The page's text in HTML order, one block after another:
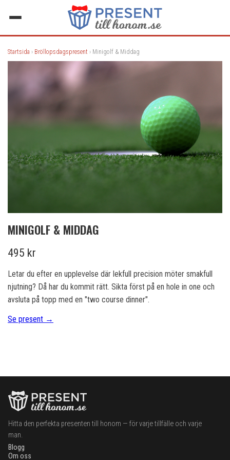
Startsida › Bröllopsdagspresent › Minigolf & Middag
MINIGOLF & MIDDAG
495 kr
Letar du efter en upplevelse där lekfull precision möter smakfull
njutning? Då har du kommit rätt. Sikta först på en hole in one och
avsluta på topp med en "two course dinner".
Se present →
Hitta den perfekta presenten till honom — för varje tillfälle och varje
man.
Blogg
Om oss